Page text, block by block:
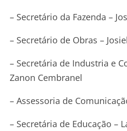
– Secretário da Fazenda –
– Secretário de Obras –
– Secretária de Industria e
Zanon Cembranel
– Assessoria de
– Secretária de Educação –